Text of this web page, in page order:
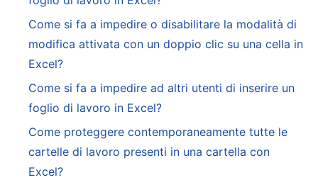
Come si fa a impedire o disabilitare la modalità di
modifica attivata con un doppio clic su una cella in
Excel?
Come si fa a impedire ad altri utenti di inserire un
foglio di lavoro in Excel?
Come proteggere contemporaneamente tutte le
cartelle di lavoro presenti in una cartella con
Excel?